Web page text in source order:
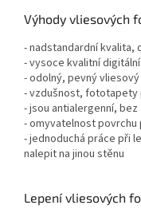
Výhody vliesových
- nadstandardní kvalita,
- vysoce kvalitní
- odolný, pevný
- vzdušnost,
- jsou antialergenní, bez
- omyvatelnost
- jednoduchá práce při
nalepit na jinou stěnu
Lepení vliesových